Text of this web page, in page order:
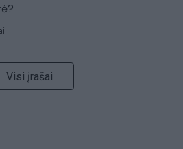
Visi įrašai